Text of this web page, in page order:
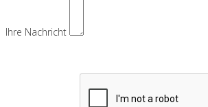
Ihre Nachricht